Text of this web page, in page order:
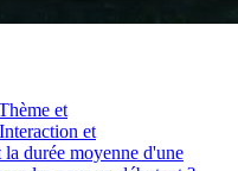
et
Interaction et
la durée moyenne d'une